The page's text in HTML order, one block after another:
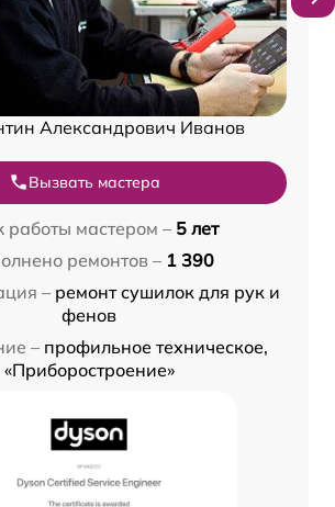
Александрович Иванов
Вызвать мастера
работы мастером – 5 лет
ремонтов – 1 390
– ремонт сушилок для рук и
фенов
– профильное техническое,
«Приборостроение»